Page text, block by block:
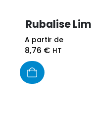
Rubalise
A partir de
8,76 € HT